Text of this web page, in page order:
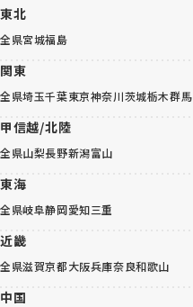
東北
全県宮城福島
関東
全県埼玉千葉東京神奈川茨城栃木群馬
甲信越/北陸
全県山梨長野新潟富山
東海
全県岐阜静岡愛知三重
近畿
全県滋賀京都大阪兵庫奈良和歌山
中国